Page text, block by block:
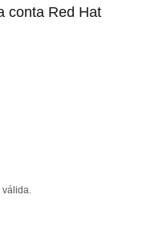
conta Red Hat
válida.